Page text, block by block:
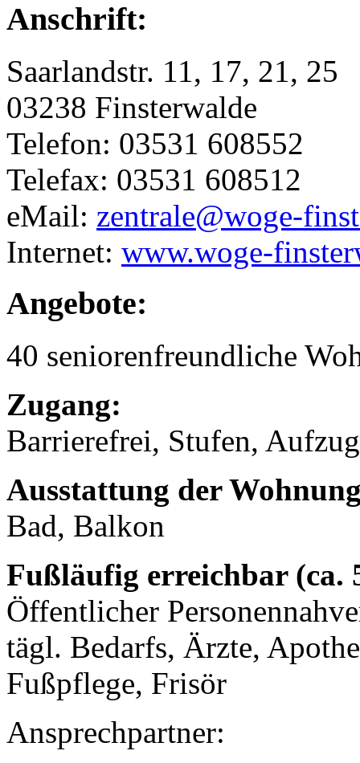
Anschrift:
Saarlandstr. 11, 17, 21, 25
03238 Finsterwalde
Telefon: 03531 608552
Telefax: 03531 608512
eMail: zentrale@woge-
Internet: www.woge-
Angebote:
40 seniorenfreundliche
Zugang:
Barrierefrei, Stufen, Aufzug
Ausstattung der
Bad, Balkon
Fußläufig erreichbar (ca.
Öffentlicher
tägl. Bedarfs, Ärzte,
Fußpflege, Frisör
Ansprechpartner: